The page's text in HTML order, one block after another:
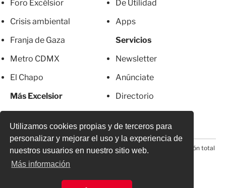
Utilizamos cookies propias y de terceros para
personalizar y mejorar el uso y la experiencia de
nuestros usuarios en nuestro sitio web.
Más información
Foro Excélsior
Crisis ambiental
Franja de Gaza
Metro CDMX
El Chapo
Más Excelsior
De Utilidad
Apps
Servicios
Newsletter
Anúnciate
Directorio
© 2026 Todos los derechos reservados. Prohibida la reproducción total
o parcial, incluyendo cualquier medio electrónico*